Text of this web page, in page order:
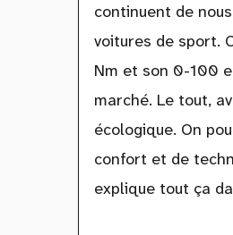
continuent de
voitures de sport.
Nm et son 0-100
marché. Le tout,
écologique. On
confort et de
explique tout ça